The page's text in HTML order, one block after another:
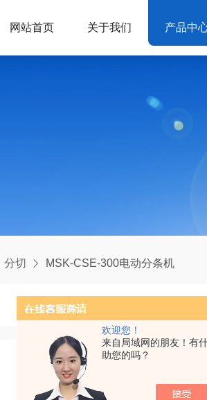
欢迎您！
来自局域网的朋友！有
助您的吗？
网站首页 关于我们 产品中
分切 MSK-CSE-300电动分条机